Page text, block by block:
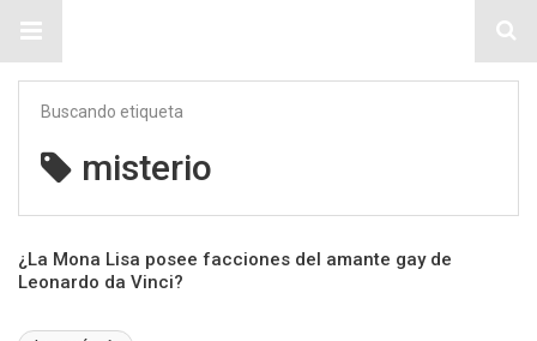
Buscando etiqueta
misterio
¿La Mona Lisa posee facciones del amante gay de
Leonardo da Vinci?